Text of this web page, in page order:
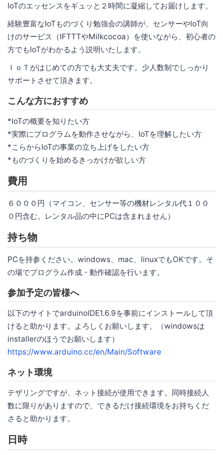
IoTのエッセンスをギュッと２時間に凝縮してお届けします。
経験豊富なIoTものづくり勉強会の講師が、センサーやIoT向
けのサービス（IFTTTやMilkcocoa）を使いながら、初心者の
方でもIoTがわかるよう説明いたします。
ＩｏＴがはじめての方でも大丈夫です。少人数制でしっかり
サポートさせて頂きます。
こんな方におすすめ
*IoTの概要を知りたい方
*実際にプログラムを動作させながら、IoTを理解したい方
*こらからIoTの事業の立ち上げをしたい方
*ものづくりを始めるきっかけが欲しい方
費用
６０００円（マイコン、センサー等の機材レンタル代１００
０円含む。レンタル品の中にPCは含まれません）
持ち物
PCを持参ください。windows、mac、linuxでもOKです。そ
の場でプログラム作成・動作確認を行います。
参加予定の皆様へ
以下のサイトでarduinoIDE1.6.9を事前にインストールして頂
けると助かります。よろしくお願いします。（windowsは
installerのほうでお願いします）
https://www.arduino.cc/en/Main/Software
ネット環境
テザリングですが、ネット接続が使用できます。同時接続人
数に限りがありますので、できるだけ接続環境をお持ちくだ
さると助かります。
日時